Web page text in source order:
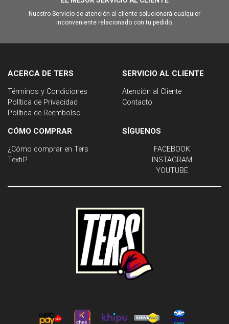
Nuestro Servicio de atención al cliente solucionará cualquier
inconveniente relacionado con tu pedido.
ACERCA DE TERS
Términos y Condiciones
Política de Privacidad
Política de Reembolso
SERVICIO AL CLIENTE
Atención al Cliente
Contacto
CÓMO COMPRAR
¿Cómo comprar en Ters
Textil?
SÍGUENOS
FACEBOOK
INSTAGRAM
YOUTUBE